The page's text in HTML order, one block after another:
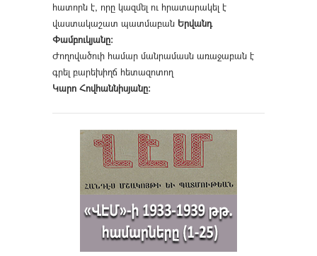
հատորն է, որը կազմել ու հրատարակել է
վաստակաշատ պատմաբան Երվանդ
Փամբուկյանը։
Ժողովածուի համար մանրամասն առաջաբան է
գրել բարեխիղճ հետազոտող
Կարո Հովհաննիսյանը։